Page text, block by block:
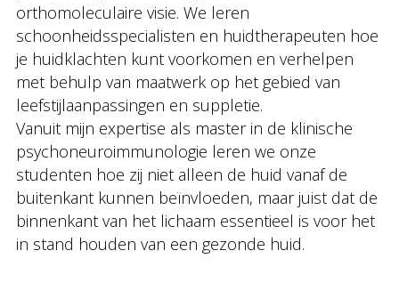
orthomoleculaire visie. We leren
schoonheidsspecialisten en huidtherapeuten hoe
je huidklachten kunt voorkomen en verhelpen
met behulp van maatwerk op het gebied van
leefstijlaanpassingen en suppletie.
Vanuit mijn expertise als master in de klinische
psychoneuroimmunologie leren we onze
studenten hoe zij niet alleen de huid vanaf de
buitenkant kunnen beïnvloeden, maar juist dat de
binnenkant van het lichaam essentieel is voor het
in stand houden van een gezonde huid.